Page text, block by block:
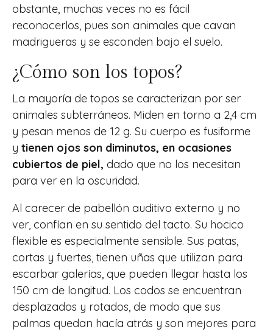
obstante, muchas veces no es fácil
reconocerlos, pues son animales que cavan
madrigueras y se esconden bajo el suelo.
¿Cómo son los topos?
La mayoría de topos se caracterizan por ser
animales subterráneos. Miden en torno a 2,4 cm
y pesan menos de 12 g. Su cuerpo es fusiforme
y tienen ojos son diminutos, en ocasiones
cubiertos de piel, dado que no los necesitan
para ver en la oscuridad.
Al carecer de pabellón auditivo externo y no
ver, confían en su sentido del tacto. Su hocico
flexible es especialmente sensible. Sus patas,
cortas y fuertes, tienen uñas que utilizan para
escarbar galerías, que pueden llegar hasta los
150 cm de longitud. Los codos se encuentran
desplazados y rotados, de modo que sus
palmas quedan hacía atrás y son mejores para